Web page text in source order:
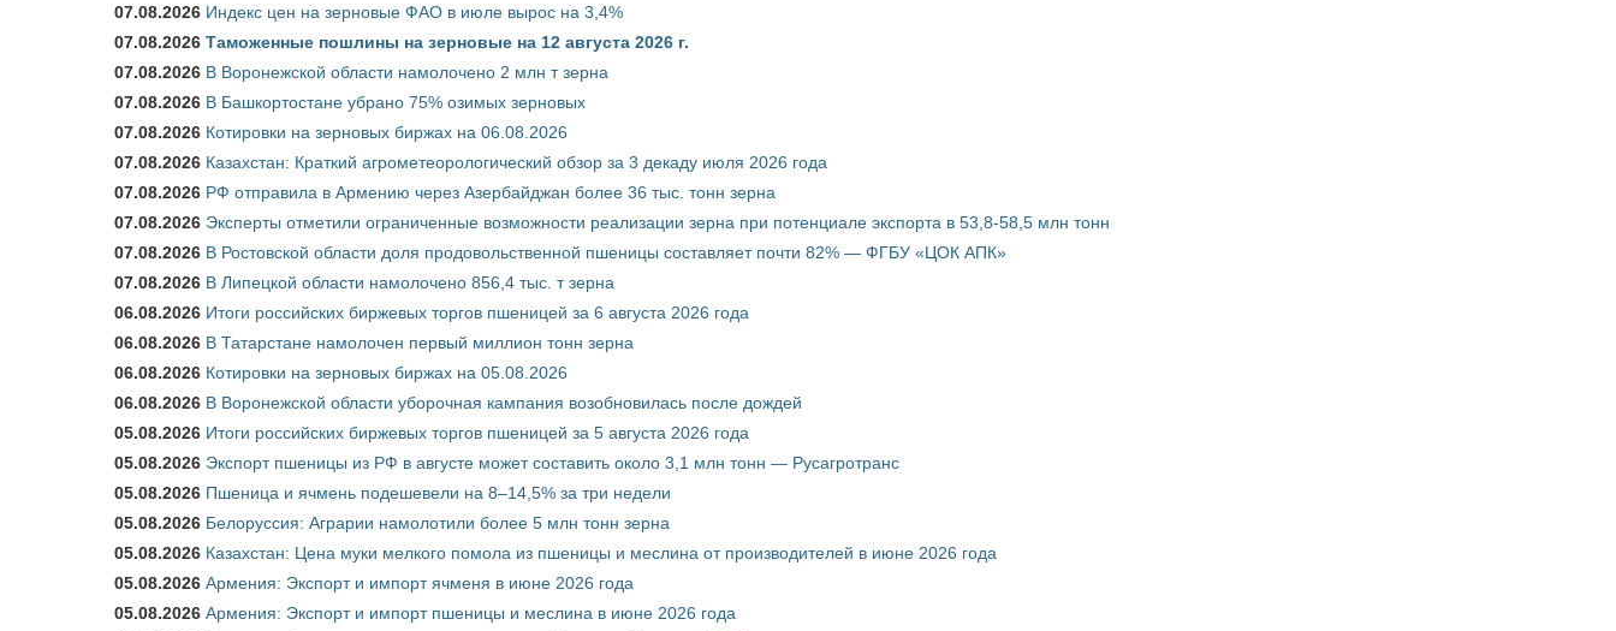
07.08.2026 Индекс цен на зерновые ФАО в июле вырос на 3,4%
07.08.2026 Таможенные пошлины на зерновые на 12 августа 2026 г.
07.08.2026 В Воронежской области намолочено 2 млн т зерна
07.08.2026 В Башкортостане убрано 75% озимых зерновых
07.08.2026 Котировки на зерновых биржах на 06.08.2026
07.08.2026 Казахстан: Краткий агрометеорологический обзор за 3 декаду июля 2026 года
07.08.2026 РФ отправила в Армению через Азербайджан более 36 тыс. тонн зерна
07.08.2026 Эксперты отметили ограниченные возможности реализации зерна при потенциале экспорта в 53,8-58,5 млн тонн
07.08.2026 В Ростовской области доля продовольственной пшеницы составляет почти 82% — ФГБУ «ЦОК АПК»
07.08.2026 В Липецкой области намолочено 856,4 тыс. т зерна
06.08.2026 Итоги российских биржевых торгов пшеницей за 6 августа 2026 года
06.08.2026 В Татарстане намолочен первый миллион тонн зерна
06.08.2026 Котировки на зерновых биржах на 05.08.2026
06.08.2026 В Воронежской области уборочная кампания возобновилась после дождей
05.08.2026 Итоги российских биржевых торгов пшеницей за 5 августа 2026 года
05.08.2026 Экспорт пшеницы из РФ в августе может составить около 3,1 млн тонн — Русагротранс
05.08.2026 Пшеница и ячмень подешевели на 8–14,5% за три недели
05.08.2026 Белоруссия: Аграрии намолотили более 5 млн тонн зерна
05.08.2026 Казахстан: Цена муки мелкого помола из пшеницы и меслина от производителей в июне 2026 года
05.08.2026 Армения: Экспорт и импорт ячменя в июне 2026 года
05.08.2026 Армения: Экспорт и импорт пшеницы и меслина в июне 2026 года